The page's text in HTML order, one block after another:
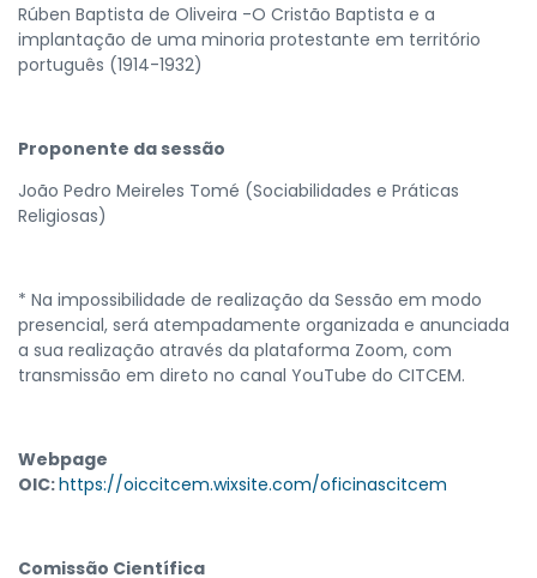
Rúben Baptista de Oliveira -O Cristão Baptista e a
implantação de uma minoria protestante em território
português (1914-1932)
Proponente da sessão
João Pedro Meireles Tomé (Sociabilidades e Práticas
Religiosas)
* Na impossibilidade de realização da Sessão em modo
presencial, será atempadamente organizada e anunciada
a sua realização através da plataforma Zoom, com
transmissão em direto no canal YouTube do CITCEM.
Webpage
OIC:https://oiccitcem.wixsite.com/oficinascitcem
Comissão Científica